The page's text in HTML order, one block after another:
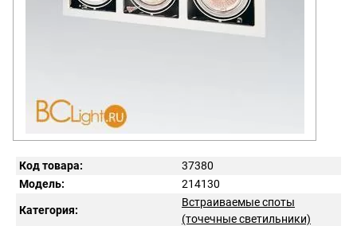
Код товара:
37380
Модель:
214130
Категория:
Встраиваемые споты
(точечные светильники)